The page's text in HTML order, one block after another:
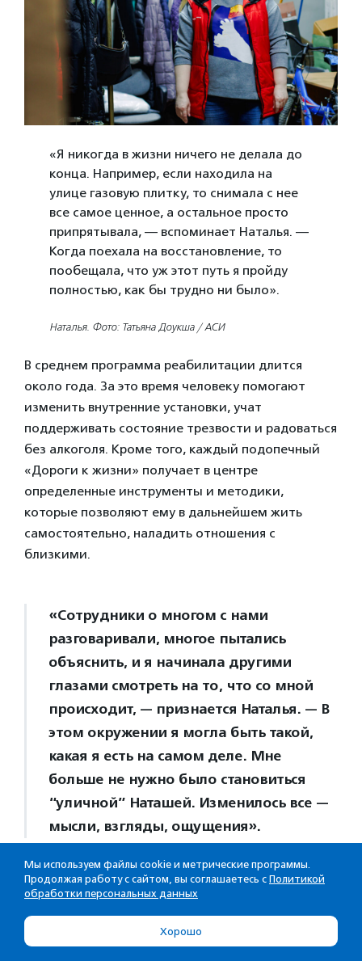
«Я никогда в жизни ничего не делала до
конца. Например, если находила на
улице газовую плитку, то снимала с нее
все самое ценное, а остальное просто
припрятывала, — вспоминает Наталья. —
Когда поехала на восстановление, то
пообещала, что уж этот путь я пройду
полностью, как бы трудно ни было».
Наталья. Фото: Татьяна Доукша / АСИ
В среднем программа реабилитации длится
около года. За это время человеку помогают
изменить внутренние установки, учат
поддерживать состояние трезвости и радоваться
без алкоголя. Кроме того, каждый подопечный
«Дороги к жизни» получает в центре
определенные инструменты и методики,
которые позволяют ему в дальнейшем жить
самостоятельно, наладить отношения с
близкими.
«Сотрудники о многом с нами
разговаривали, многое пытались
объяснить, и я начинала другими
глазами смотреть на то, что со мной
происходит, — признается Наталья. — В
этом окружении я могла быть такой,
какая я есть на самом деле. Мне
больше не нужно было становиться
“уличной” Наташей. Изменилось все —
мысли, взгляды, ощущения».
В конце программы женщине предложили
словам Андрея Хроминкова, с такой
инициативой обращаются ко всем выпускникам
Мы используем файлы cookie и метрические программы.
Продолжая работу с сайтом, вы соглашаетесь с Политикой
обработки персональных данных
Хорошо